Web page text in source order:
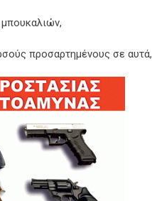
προσαρτημένους σε αυτά,